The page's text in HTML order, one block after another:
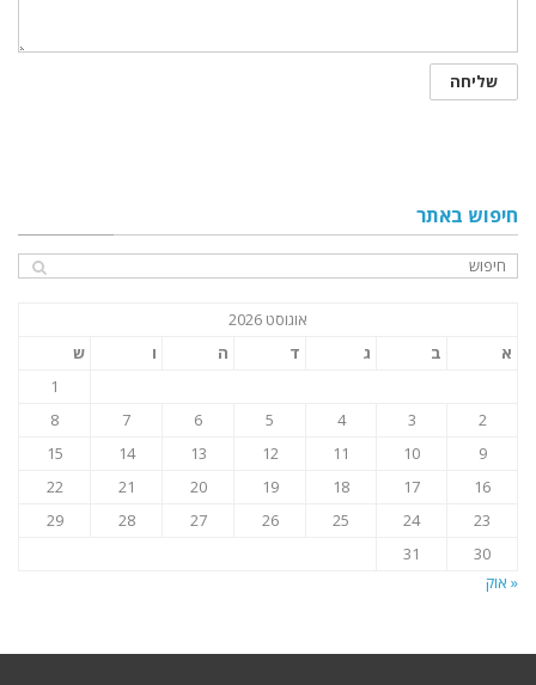
חיפוש באתר
אוגוסט 2026
א
ב ג ד ה ו
ש
1
2
3
4
5
6
7
8
9
10
11
12
13
14
15
16
17
18
19
20
21
22
23
24
25
26
27
28
29
30
31
« אוק